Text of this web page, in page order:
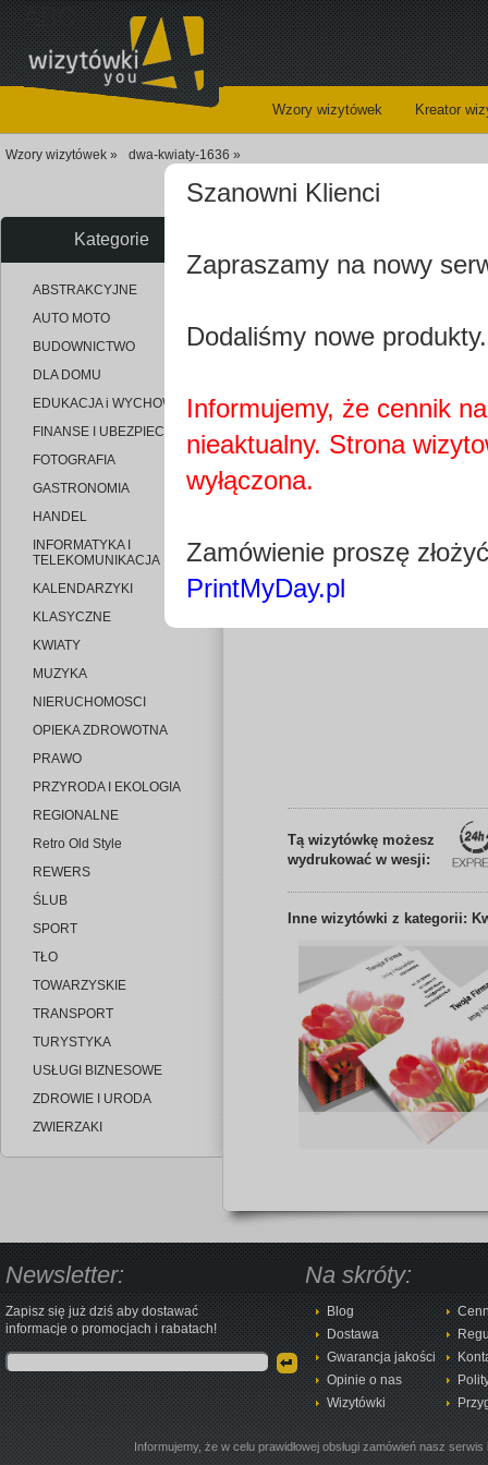
Wzory wizytówek Kreator
Wzory wizytówek » dwa-kwiaty-1636 »
Kategorie
ABSTRAKCYJNE
AUTO MOTO
BUDOWNICTWO
DLA DOMU
EDUKACJA i WYCHOWANIE
FINANSE I UBEZPIECZENIA
FOTOGRAFIA
GASTRONOMIA
HANDEL
INFORMATYKA I
TELEKOMUNIKACJA
KALENDARZYKI
KLASYCZNE
KWIATY
MUZYKA
NIERUCHOMOSCI
OPIEKA ZDROWOTNA
PRAWO
PRZYRODA I EKOLOGIA
REGIONALNE
Retro Old Style
REWERS
ŚLUB
SPORT
TŁO
TOWARZYSKIE
TRANSPORT
TURYSTYKA
USŁUGI BIZNESOWE
ZDROWIE I URODA
ZWIERZAKI
ABC
Edytuj
Tą wizytówkę możesz
wydrukować w wesji:
Inne wizytówki z kategorii:
Newsletter:
Zapisz się już dziś aby dostawać
informacje o promocjach i rabatach!
Na skróty:
Blog
Dostawa
Gwarancja jakości
Opinie o nas
Wizytówki
Informujemy, że w celu prawidłowej obsługi zamówień nasz
Szanowni Klienci
Zapraszamy na nowy
Dodaliśmy nowe
Informujemy, że cennik
nieaktualny. Strona
wyłączona.
Zamówienie proszę
PrintMyDay.pl